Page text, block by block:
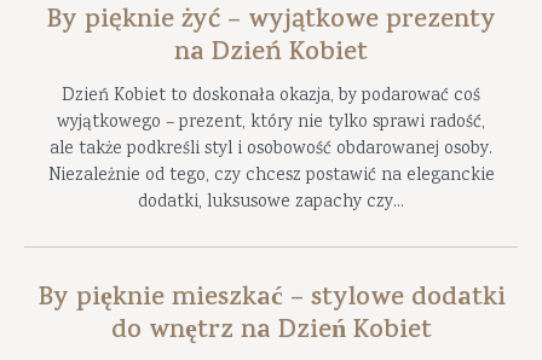
By pięknie żyć – wyjątkowe prezenty
na Dzień Kobiet
Dzień Kobiet to doskonała okazja, by podarować coś
wyjątkowego – prezent, który nie tylko sprawi radość,
ale także podkreśli styl i osobowość obdarowanej osoby.
Niezależnie od tego, czy chcesz postawić na eleganckie
dodatki, luksusowe zapachy czy...
By pięknie mieszkać – stylowe dodatki
do wnętrz na Dzień Kobiet